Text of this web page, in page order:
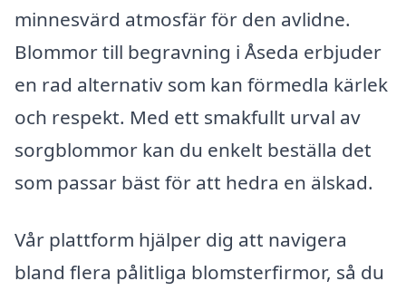
minnesvärd atmosfär för den avlidne.
Blommor till begravning i Åseda erbjuder
en rad alternativ som kan förmedla kärlek
och respekt. Med ett smakfullt urval av
sorgblommor kan du enkelt beställa det
som passar bäst för att hedra en älskad.
Vår plattform hjälper dig att navigera
bland flera pålitliga blomsterfirmor, så du